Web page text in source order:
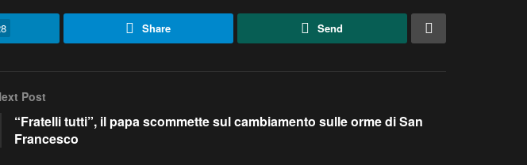
Share Send
Post
“Fratelli tutti”, il papa scommette sul cambiamento sulle orme di San
Francesco